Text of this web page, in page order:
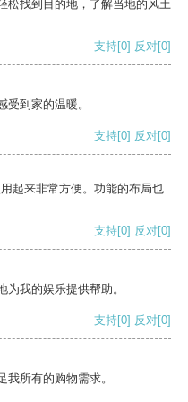
松找到目的地，了解当地的风土
支持[0] 反对[0]
到家的温暖。
支持[0] 反对[0]
起来非常方便。功能的布局也
支持[0] 反对[0]
我的娱乐提供帮助。
支持[0] 反对[0]
所有的购物需求。